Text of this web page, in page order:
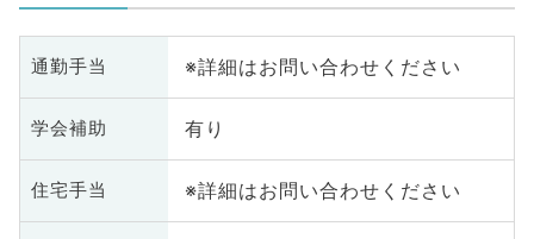
通勤手当 ※詳細はお問い合わせください
学会補助 有り
住宅手当 ※詳細はお問い合わせください